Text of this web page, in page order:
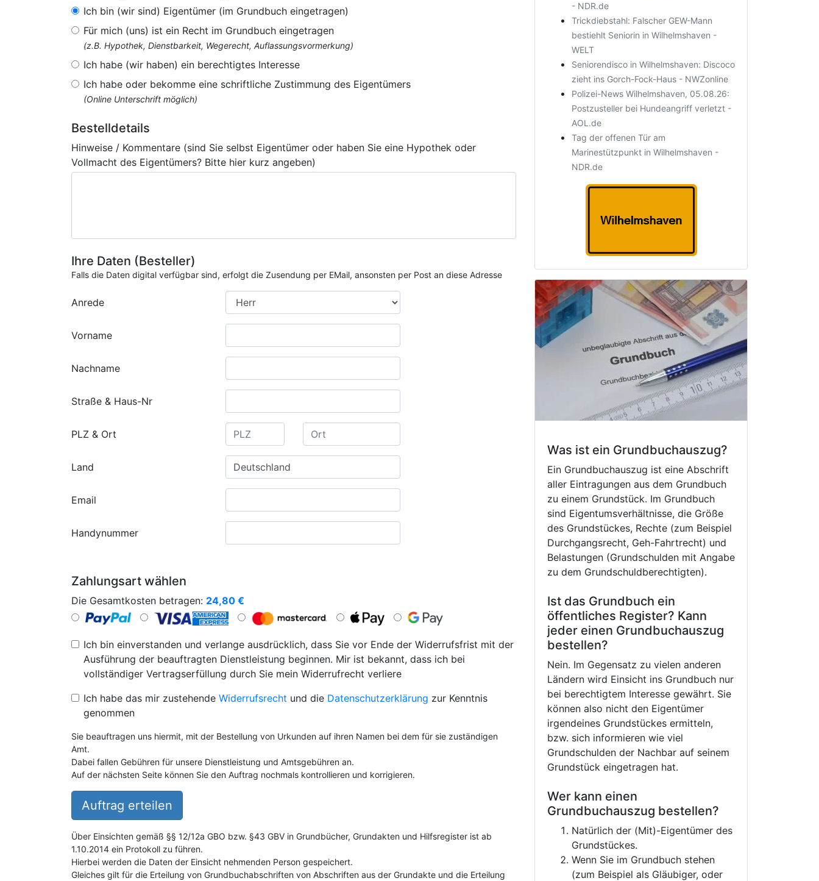
Ich bin (wir sind) Eigentümer (im Grundbuch eingetragen)
Für mich (uns) ist ein Recht im Grundbuch eingetragen
(z.B. Hypothek, Dienstbarkeit, Wegerecht, Auflassungsvormerkung)
Ich habe (wir haben) ein berechtigtes Interesse
Ich habe oder bekomme eine schriftliche Zustimmung des Eigentümers
(Online Unterschrift möglich)
Bestelldetails
Hinweise / Kommentare (sind Sie selbst Eigentümer oder haben Sie eine Hypothek oder
Vollmacht des Eigentümers? Bitte hier kurz angeben)
Ihre Daten (Besteller)
Falls die Daten digital verfügbar sind, erfolgt die Zusendung per EMail, ansonsten per Post an diese Adresse
Anrede
Vorname
Nachname
Straße & Haus-Nr
PLZ & Ort
Land
Email
Handynummer
Zahlungsart wählen
Die Gesamtkosten betragen: 24,80 €
Ich bin einverstanden und verlange ausdrücklich, dass Sie vor Ende der Widerrufsfrist mit der
Ausführung der beauftragten Dienstleistung beginnen. Mir ist bekannt, dass ich bei
vollständiger Vertragserfüllung durch Sie mein Widerrufrecht verliere
Ich habe das mir zustehende Widerrufsrecht und die Datenschutzerklärung zur Kenntnis
genommen
Sie beauftragen uns hiermit, mit der Bestellung von Urkunden auf ihren Namen bei dem für sie zuständigen
Amt.
Dabei fallen Gebühren für unsere Dienstleistung und Amtsgebühren an.
Auf der nächsten Seite können Sie den Auftrag nochmals kontrollieren und korrigieren.
Auftrag erteilen
Über Einsichten gemäß §§ 12/12a GBO bzw. §43 GBV in Grundbücher, Grundakten und Hilfsregister ist ab
1.10.2014 ein Protokoll zu führen.
Hierbei werden die Daten der Einsicht nehmenden Person gespeichert.
Gleiches gilt für die Erteilung von Grundbuchabschriften von Abschriften aus der Grundakte und die Erteilung
- NDR.de
Trickdiebstahl: Falscher GEW-Mann
bestiehlt Seniorin in Wilhelmshaven -
WELT
Seniorendisco in Wilhelmshaven: Discoco
zieht ins Gorch-Fock-Haus - NWZonline
Polizei-News Wilhelmshaven, 05.08.26:
Postzusteller bei Hundeangriff verletzt -
AOL.de
Tag der offenen Tür am
Marinestützpunkt in Wilhelmshaven -
NDR.de
Was ist ein Grundbuchauszug?
Ein Grundbuchauszug ist eine Abschrift
aller Eintragungen aus dem Grundbuch
zu einem Grundstück. Im Grundbuch
sind Eigentumsverhältnisse, die Größe
des Grundstückes, Rechte (zum Beispiel
Durchgangsrecht, Geh-Fahrtrecht) und
Belastungen (Grundschulden mit Angabe
zu dem Grundschuldberechtigten).
Ist das Grundbuch ein
öffentliches Register? Kann
jeder einen Grundbuchauszug
bestellen?
Nein. Im Gegensatz zu vielen anderen
Ländern wird Einsicht ins Grundbuch nur
bei berechtigtem Interesse gewährt. Sie
können also nicht den Eigentümer
irgendeines Grundstückes ermitteln,
bzw. sich informieren wie viel
Grundschulden der Nachbar auf seinem
Grundstück eingetragen hat.
Wer kann einen
Grundbuchauszug bestellen?
Natürlich der (Mit)-Eigentümer des
Grundstückes.
Wenn Sie im Grundbuch stehen
(zum Beispiel als Gläubiger, oder